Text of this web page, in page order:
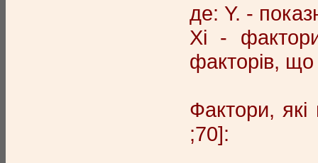
де: Y. -
Xi -
факторів,
Фактори,
;70]: